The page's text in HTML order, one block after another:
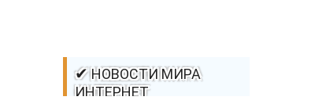
✔ НОВОСТИ МИРА
ИНТЕРНЕТ